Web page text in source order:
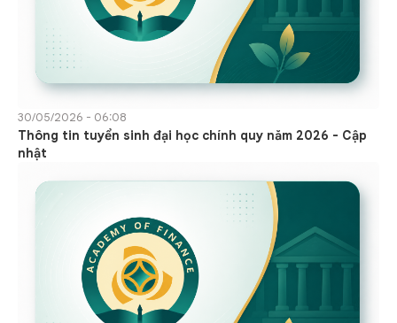
30/05/2026 - 06:08
Thông tin tuyển sinh đại học chính quy năm 2026 - Cập
nhật